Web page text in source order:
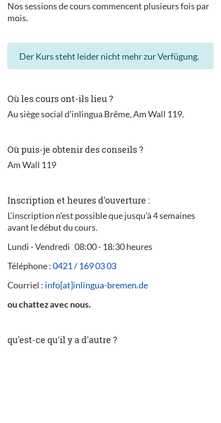
Nos sessions de cours commencent plusieurs fois par
mois.
Der Kurs steht leider nicht mehr zur Verfügung.
Où les cours ont-ils lieu ?
Au siège social d'inlingua Brême, Am Wall 119.
Où puis-je obtenir des conseils ?
Am Wall 119
Inscription et heures d'ouverture :
L'inscription n'est possible que jusqu'à 4 semaines
avant le début du cours.
Lundi - Vendredi 08:00 - 18:30 heures
Téléphone :0421 / 169 03 03
Courriel : info[at]inlingua-bremen.de
ou chattez avec nous.
qu'est-ce qu'il y a d'autre ?